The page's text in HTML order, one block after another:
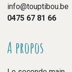
info@touptibou.be
0475 67 81 66
A propos